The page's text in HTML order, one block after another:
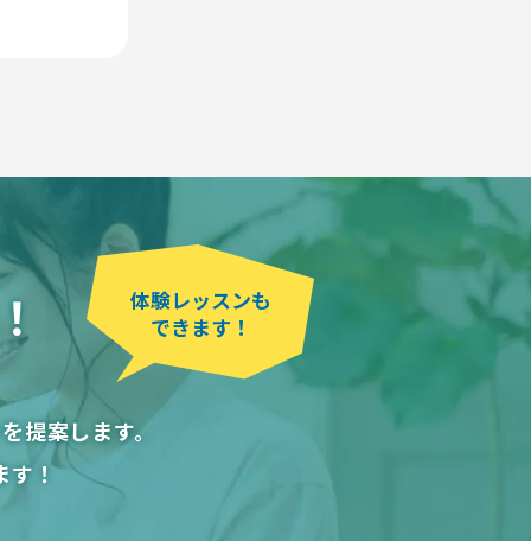
体験レッスンも
できます！
提案します。
す！